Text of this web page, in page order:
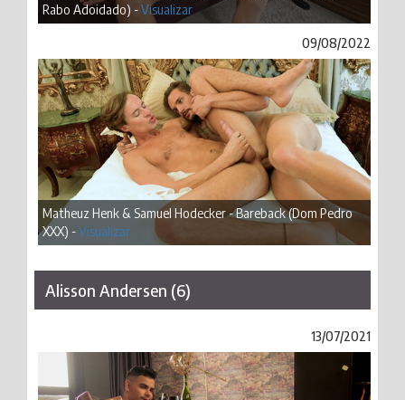
Rabo Adoidado) -Visualizar
09/08/2022
Matheuz Henk & Samuel Hodecker - Bareback (Dom Pedro
XXX) -Visualizar
Alisson Andersen (6)
13/07/2021